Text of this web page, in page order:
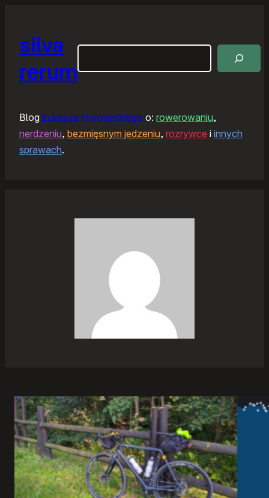
silva
rerum
Blog Łukasza Horodeckiego o: rowerowaniu,
nerdzeniu, bezmięsnym jedzeniu, rozrywce i innych
sprawach.